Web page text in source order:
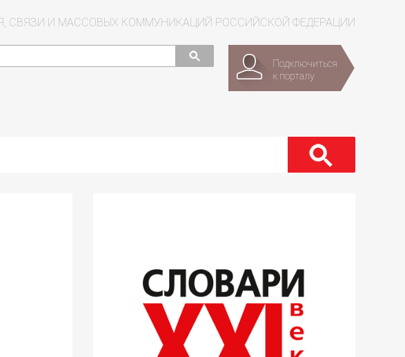
СВЯЗИ И МАССОВЫХ КОММУНИКАЦИЙ РОССИЙСКОЙ ФЕДЕРАЦИИ
Подключиться
к порталу